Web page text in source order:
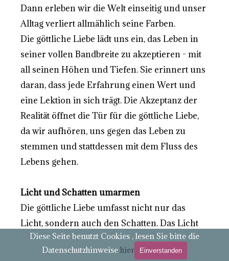
Dann erleben wir die Welt einseitig und unser
Alltag verliert allmählich seine Farben.
Die göttliche Liebe lädt uns ein, das Leben in
seiner vollen Bandbreite zu akzeptieren - mit
all seinen Höhen und Tiefen. Sie erinnert uns
daran, dass jede Erfahrung einen Wert und
eine Lektion in sich trägt. Die Akzeptanz der
Realität öffnet die Tür für die göttliche Liebe,
da wir aufhören, uns gegen das Leben zu
stemmen und stattdessen mit dem Fluss des
Lebens gehen.
Licht und Schatten umarmen
Die göttliche Liebe umfasst nicht nur das
Licht, sondern auch den Schatten. Das Licht
repräsentiert die Freude, die Liebe, das Glück
und die positiven Aspekte des Lebens. Der
Diese Seite benutzt Cookies , lesen Sie bitte die
Datenschutzhinweise hier Einverstanden